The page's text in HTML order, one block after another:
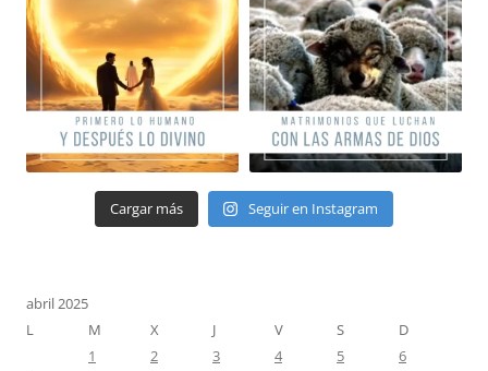
Cargar más Seguir en Instagram
abril 2025
L
M X J V S
D
1
2 3 4 5
6